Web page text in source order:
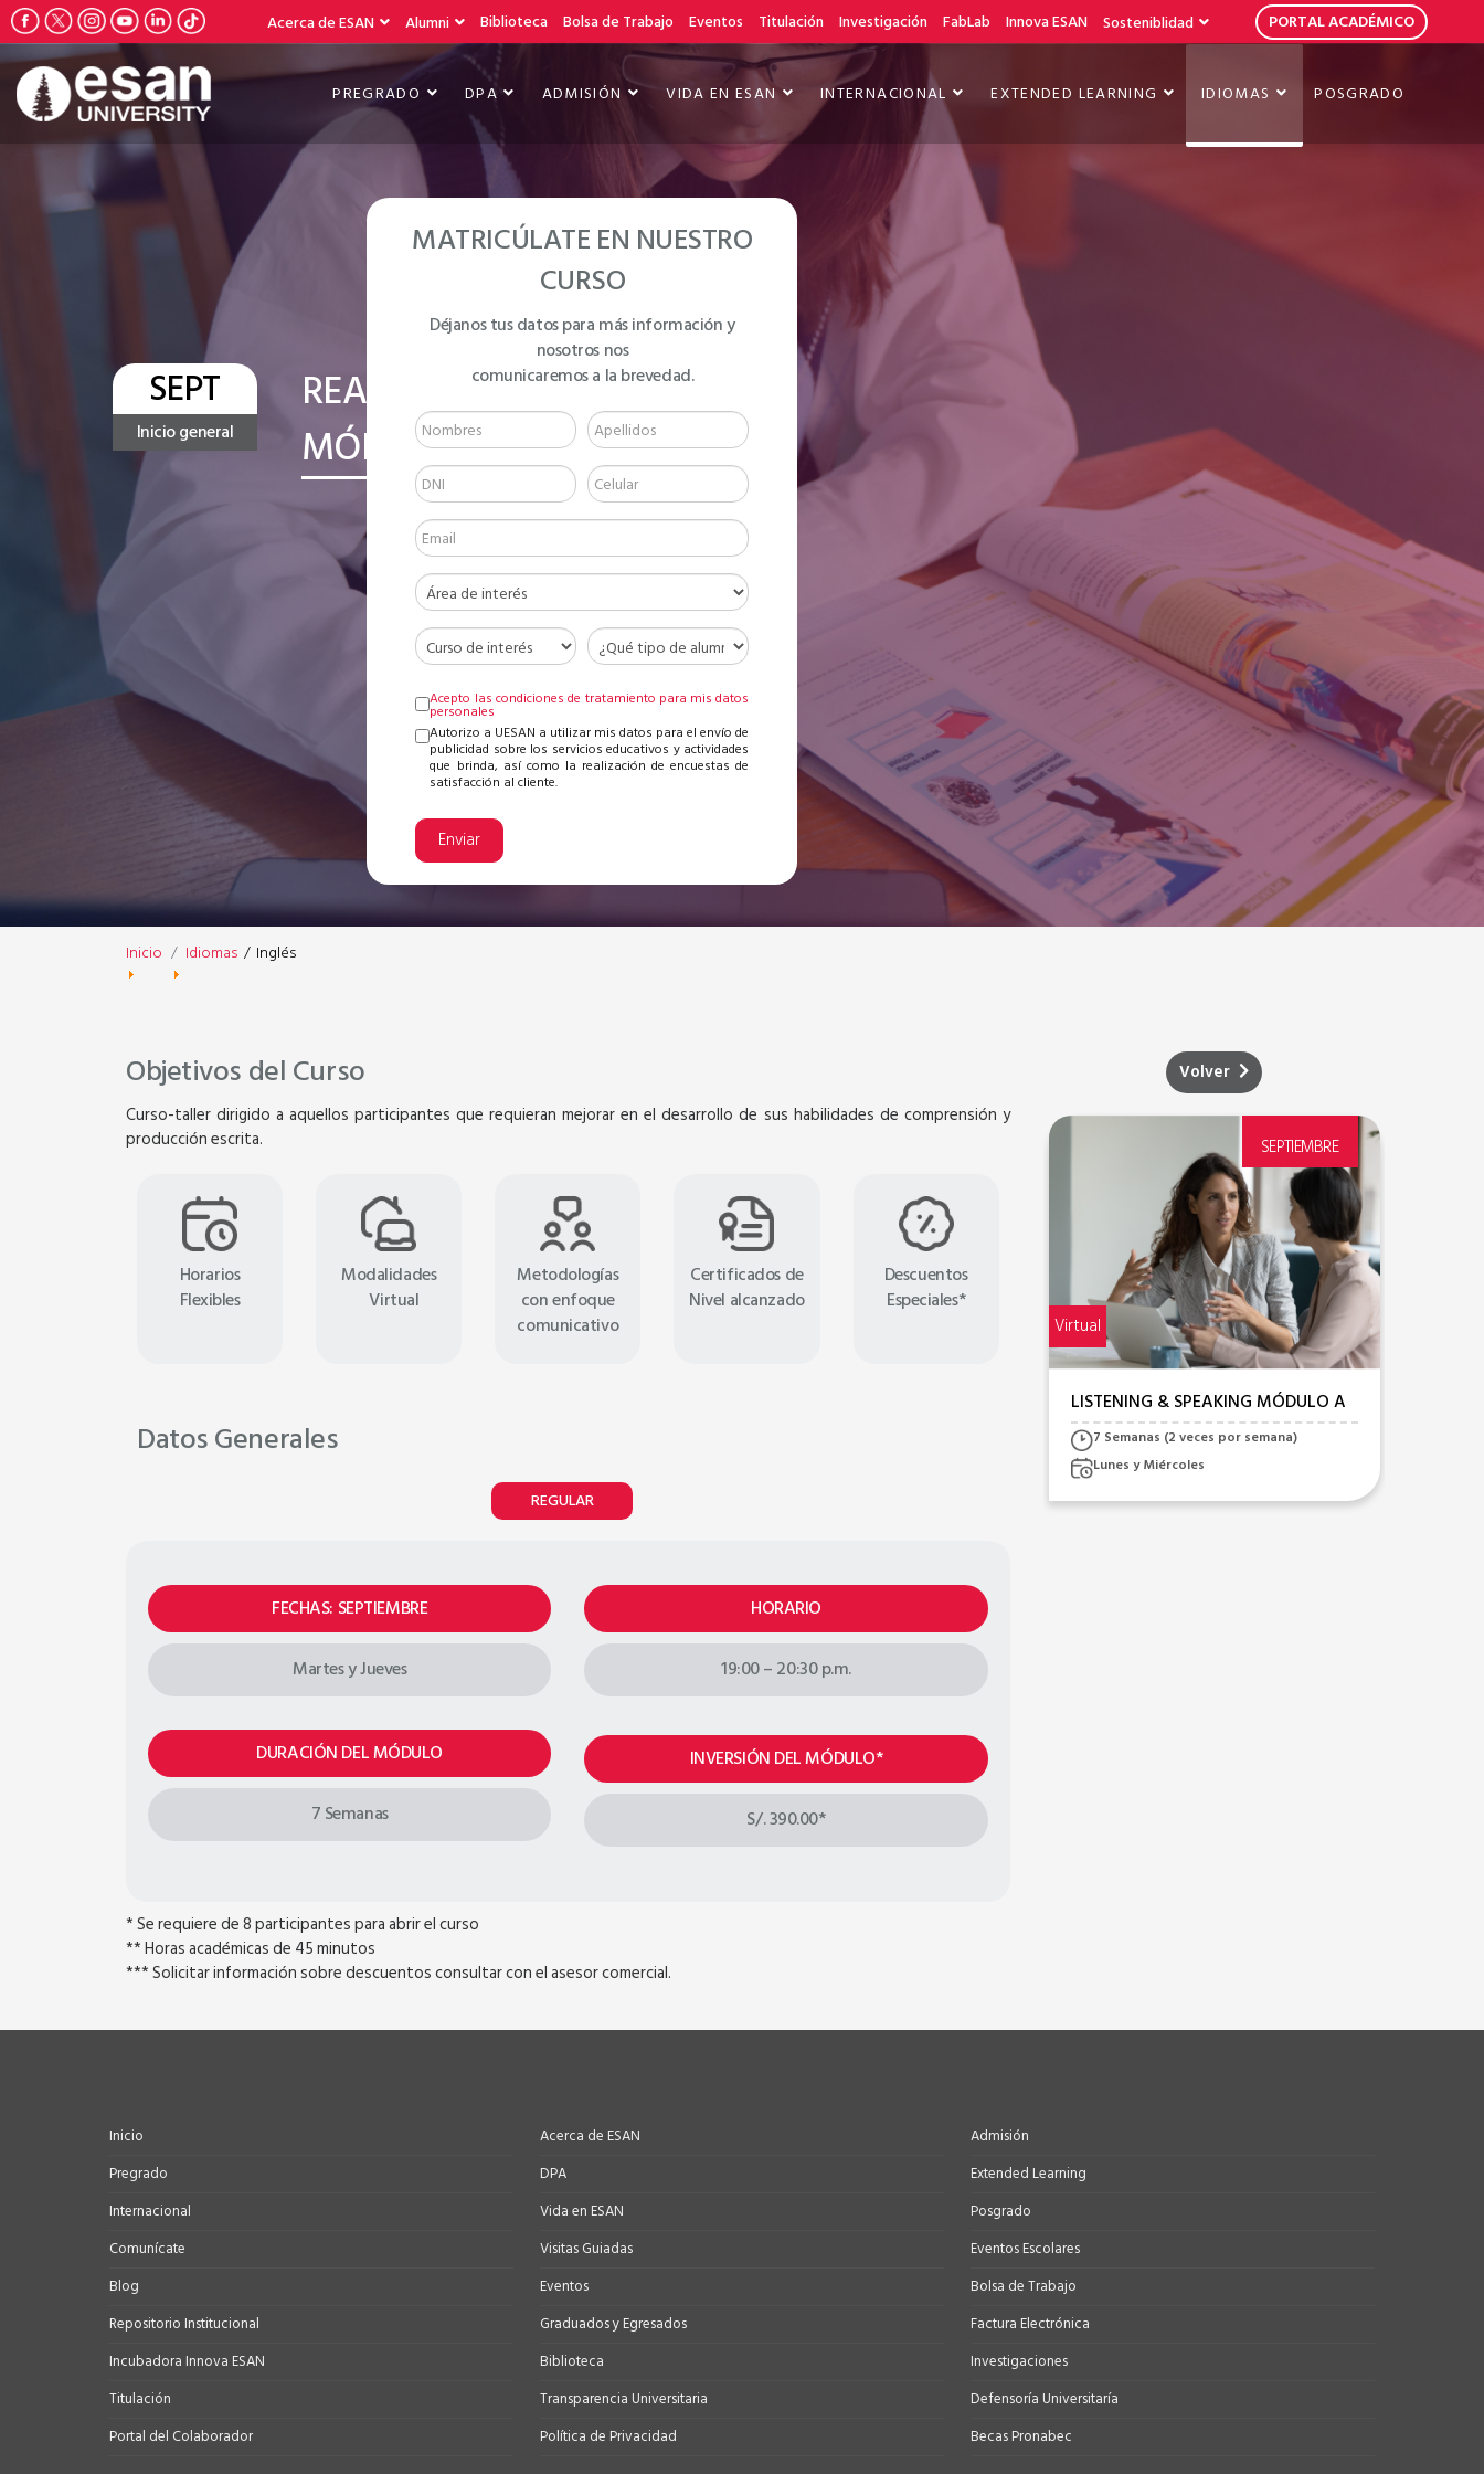
Acerca de ESAN Alumni Biblioteca Bolsa de Trabajo Eventos Titulación Investigación FabLab Innova ESAN Sosteniblidad PORTAL ACADÉMICO
PREGRADO DPA ADMISIÓN VIDA EN ESAN INTERNACIONAL EXTENDED LEARNING IDIOMAS POSGRADO
SEPT
Inicio general
READING & WRITING
MÓDULO A
MATRICÚLATE EN NUESTRO
CURSO
Déjanos tus datos para más información y
nosotros nos
comunicaremos a la brevedad.
Acepto las condiciones de tratamiento para mis datos
personales
Autorizo a UESAN a utilizar mis datos para el envío de
publicidad sobre los servicios educativos y actividades
que brinda, así como la realización de encuestas de
satisfacción al cliente.
Enviar
Inicio Idiomas / Inglés
Objetivos del Curso
Curso-taller dirigido a aquellos participantes que requieran mejorar en el desarrollo de sus habilidades de comprensión y
producción escrita.
Horarios
Flexibles
Modalidades
Virtual
Metodologías
con enfoque
comunicativo
Certificados de
Nivel alcanzado
Descuentos
Especiales*
Datos Generales
REGULAR
FECHAS: SEPTIEMBRE
Martes y Jueves
DURACIÓN DEL MÓDULO
7 Semanas
HORARIO
19:00 – 20:30 p.m.
INVERSIÓN DEL MÓDULO*
S/. 390.00*
* Se requiere de 8 participantes para abrir el curso
** Horas académicas de 45 minutos
*** Solicitar información sobre descuentos consultar con el asesor comercial.
Volver
SEPTIEMBRE
Virtual
LISTENING & SPEAKING MÓDULO A
7 Semanas (2 veces por semana)
Lunes y Miércoles
Inicio
Pregrado
Internacional
Comunícate
Blog
Repositorio Institucional
Incubadora Innova ESAN
Titulación
Portal del Colaborador
Acerca de ESAN
DPA
Vida en ESAN
Visitas Guiadas
Eventos
Graduados y Egresados
Biblioteca
Transparencia Universitaria
Política de Privacidad
Admisión
Extended Learning
Posgrado
Eventos Escolares
Bolsa de Trabajo
Factura Electrónica
Investigaciones
Defensoría Universitaría
Becas Pronabec